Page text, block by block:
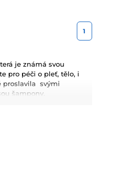
1
je známá svou
pro péči o pleť, tělo, i
proslavila svými
šampony,
hloubkovou